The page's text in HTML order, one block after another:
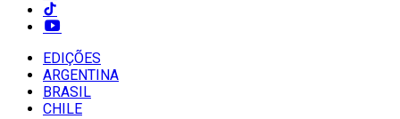
EDIÇÕES
ARGENTINA
BRASIL
CHILE